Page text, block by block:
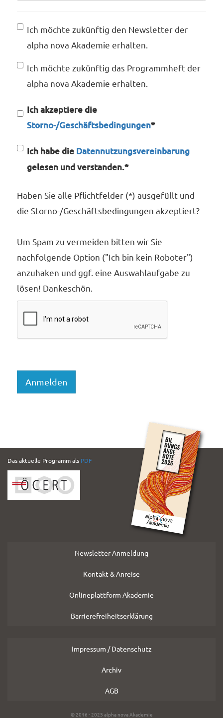
Ich möchte zukünftig den Newsletter der
alpha nova Akademie erhalten.
Ich möchte zukünftig das Programmheft der
alpha nova Akademie erhalten.
Ich akzeptiere die
Storno-/Geschäftsbedingungen*
Ich habe die Datennutzungsvereinbarung
gelesen und verstanden.*
Haben Sie alle Pflichtfelder (*) ausgefüllt und
die Storno-/Geschäftsbedingungen akzeptiert?
Um Spam zu vermeiden bitten wir Sie
nachfolgende Option ("Ich bin kein Roboter")
anzuhaken und ggf. eine Auswahlaufgabe zu
lösen! Dankeschön.
PDF
Folder
Das aktuelle Programm als PDF
Newsletter Anmeldung
Kontakt & Anreise
Onlineplattform Akademie
Barrierefreiheitserklärung
Impressum / Datenschutz
Archiv
AGB
© 2016 - 2025 alpha nova Akademie